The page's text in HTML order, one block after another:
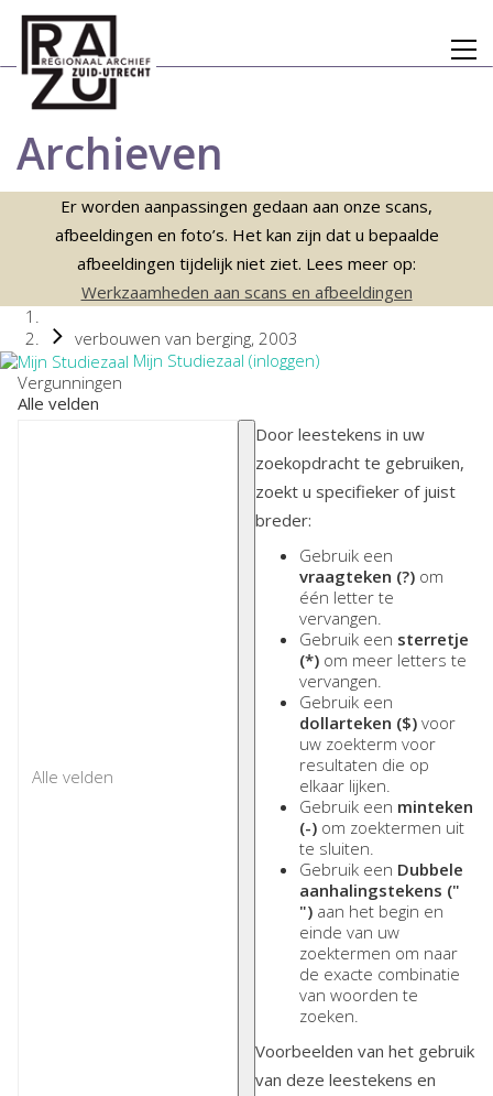
Archieven
Er worden aanpassingen gedaan aan onze scans,
afbeeldingen en foto’s. Het kan zijn dat u bepaalde
afbeeldingen tijdelijk niet ziet. Lees meer op:
Werkzaamheden aan scans en afbeeldingen
verbouwen van berging, 2003
Mijn Studiezaal (inloggen)
Vergunningen
Alle velden
Door leestekens in uw
zoekopdracht te gebruiken,
zoekt u specifieker of juist
breder:
Gebruik een
vraagteken (?) om
één letter te
vervangen.
Gebruik een sterretje
(*) om meer letters te
vervangen.
Gebruik een
dollarteken ($) voor
uw zoekterm voor
resultaten die op
elkaar lijken.
Gebruik een minteken
(-) om zoektermen uit
te sluiten.
Gebruik een Dubbele
aanhalingstekens ("
") aan het begin en
einde van uw
zoektermen om naar
de exacte combinatie
van woorden te
zoeken.
Voorbeelden van het gebruik
van deze leestekens en